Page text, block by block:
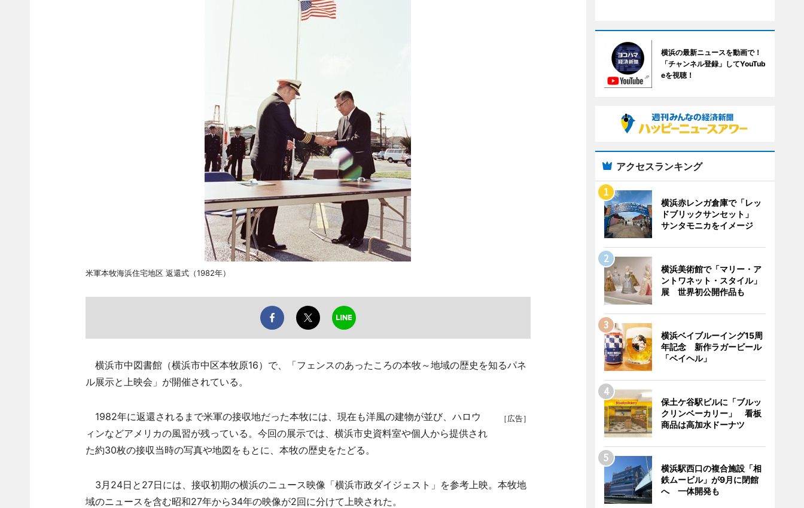
米軍本牧海浜住宅地区 返還式（1982年）
横浜市中図書館（横浜市中区本牧原16）で、「フェンスのあったころの本牧～地域の歴史を知るパネ
ル展示と上映会」が開催されている。
［広告］
1982年に返還されるまで米軍の接収地だった本牧には、現在も洋風の建物が並び、ハロウ
ィンなどアメリカの風習が残っている。今回の展示では、横浜市史資料室や個人から提供され
た約30枚の接収当時の写真や地図をもとに、本牧の歴史をたどる。
3月24日と27日には、接収初期の横浜のニュース映像「横浜市政ダイジェスト」を参考上映。本牧地
域のニュースを含む昭和27年から34年の映像が2回に分けて上映された。
横浜の最新ニュースを動画で！
「チャンネル登録」してYouTub
eを視聴！
アクセスランキング
横浜赤レンガ倉庫で「レッ
ドブリックサンセット」
サンタモニカをイメージ
横浜美術館で「マリー・ア
ントワネット・スタイル」
展 世界初公開作品も
横浜ベイブルーイング15周
年記念 新作ラガービール
「ベイヘル」
保土ケ谷駅ビルに「ブルッ
クリンベーカリー」 看板
商品は高加水ドーナツ
横浜駅西口の複合施設「相
鉄ムービル」が9月に閉館
へ 一体開発も